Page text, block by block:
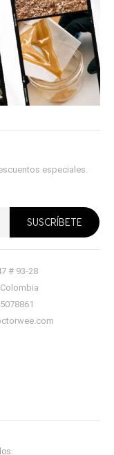
especiales.
# 93-28